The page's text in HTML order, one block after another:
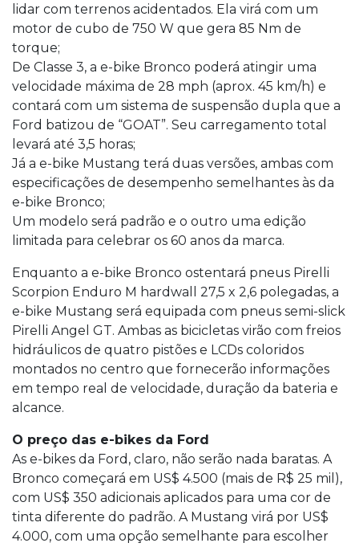
lidar com terrenos acidentados. Ela virá com um
motor de cubo de 750 W que gera 85 Nm de
torque;
De Classe 3, a e-bike Bronco poderá atingir uma
velocidade máxima de 28 mph (aprox. 45 km/h) e
contará com um sistema de suspensão dupla que a
Ford batizou de “GOAT”. Seu carregamento total
levará até 3,5 horas;
Já a e-bike Mustang terá duas versões, ambas com
especificações de desempenho semelhantes às da
e-bike Bronco;
Um modelo será padrão e o outro uma edição
limitada para celebrar os 60 anos da marca.
Enquanto a e-bike Bronco ostentará pneus Pirelli
Scorpion Enduro M hardwall 27,5 x 2,6 polegadas, a
e-bike Mustang será equipada com pneus semi-slick
Pirelli Angel GT. Ambas as bicicletas virão com freios
hidráulicos de quatro pistões e LCDs coloridos
montados no centro que fornecerão informações
em tempo real de velocidade, duração da bateria e
alcance.
O preço das e-bikes da Ford
As e-bikes da Ford, claro, não serão nada baratas. A
Bronco começará em US$ 4.500 (mais de R$ 25 mil),
com US$ 350 adicionais aplicados para uma cor de
tinta diferente do padrão. A Mustang virá por US$
4.000, com uma opção semelhante para escolher